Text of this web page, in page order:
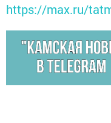
https://max.ru/